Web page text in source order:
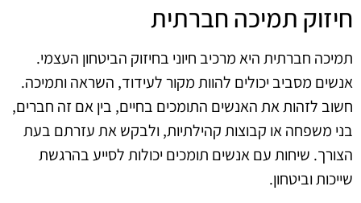
חיזוק תמיכה חברתית
תמיכה חברתית היא מרכיב חיוני בחיזוק הביטחון העצמי.
אנשים מסביב יכולים להוות מקור לעידוד, השראה ותמיכה.
חשוב לזהות את האנשים התומכים בחיים, בין אם זה חברים,
בני משפחה או קבוצות קהילתיות, ולבקש את עזרתם בעת
הצורך. שיחות עם אנשים תומכים יכולות לסייע בהרגשת
שייכות וביטחון.